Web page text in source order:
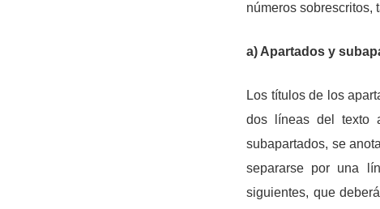
números sobrescritos,
a) Apartados y
Los títulos de los
dos líneas del texto
subapartados, se
separarse por una
siguientes, que